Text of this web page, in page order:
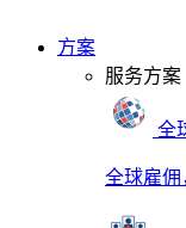
方案
服务方案
全
全球雇佣